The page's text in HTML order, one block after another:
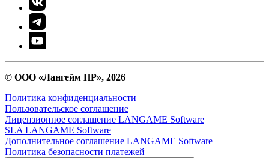
© ООО «Лангейм ПР», 2026
Политика конфиденциальности
Пользовательское соглашение
Лицензионное соглашение LANGAME Software
SLA LANGAME Software
Дополнительное соглашение LANGAME Software
Политика безопасности платежей